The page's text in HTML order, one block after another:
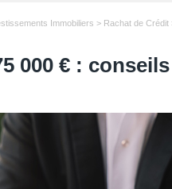
Immobiliers > Rachat de Crédit
000 € :